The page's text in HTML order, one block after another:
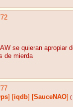
se quieran
de mierda
] [iqdb] [SauceNAO] (